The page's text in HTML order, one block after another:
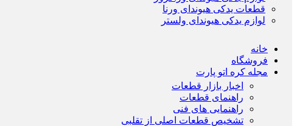
قطعات یدکی هیوندای ورنا
لوازم یدکی هیوندای ولستر
خانه
فروشگاه
مجله کره اتو پارت
اخبار بازار قطعات
راهنمای قطعات
راهنمایی های فنی
تشخیص قطعات اصلی از تقلبی